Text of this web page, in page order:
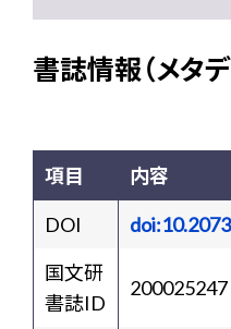
書誌情報（メタデ
項目 内容
DOI
国文研
書誌ID
200025247